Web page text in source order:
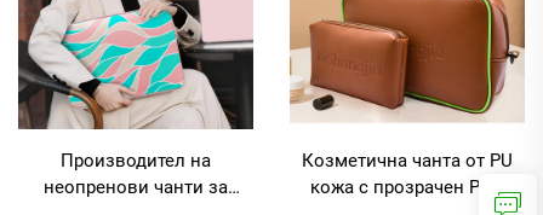
Производител на
неопренови чанти за
Козметична чанта от PU
кожа с прозрачен PVC